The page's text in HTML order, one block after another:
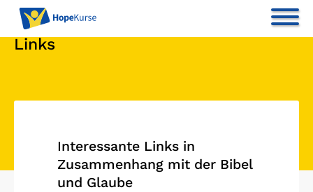
Links
Interessante Links in
Zusammenhang mit der Bibel
und Glaube